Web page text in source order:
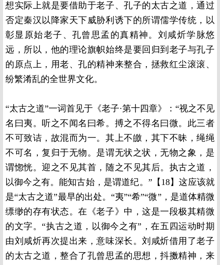
想实际上就是要借助于老子、孔子的太古之道，通过
否定秦汉以降家天下威胁利诱下的所谓儒学传统，以
彰显原始老子、孔曾思孟的真精神。刘咸炘学脉悠
远，所以，他的理论旗帜始终是要回归到老子与孔子
的原点上，用老、孔的精神来整合，拯救红尘滚滚、
纷繁淆乱的全世界文化。
“太古之道”一词首见于《老子·第十四章》：“视之不见
名曰夷。听之不闻名曰希。搏之不得名曰微。此三者
不可致诘，故混而为一。其上不皦，其下不昧，绳绳
不可名，复归于无物。是谓无状之状，无物之象，是
谓惚恍。迎之不见其首，随之不见其后。执古之道，
以御今之有。能知古始，是谓道纪。”【18】这应该就
是“太古之道”最早的出处。“夷”“希”“微”，是道体精微
缥缈的存有状态。在《老子》中，这是一段极其精微
的文字。“执古之道，以御今之有”，在五四运动时期
由刘咸炘再次提出来，意味深长。刘咸炘借用了老子
的太古之道，整合了孔曾思孟的思想，抖擞精神，来